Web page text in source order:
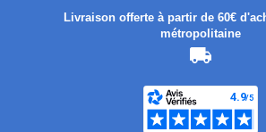
Livraison offerte à partir de 60€
métropolitaine